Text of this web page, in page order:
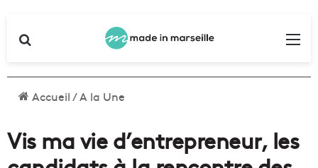
Accueil/A la Une
Vis ma vie d’entrepreneur, les